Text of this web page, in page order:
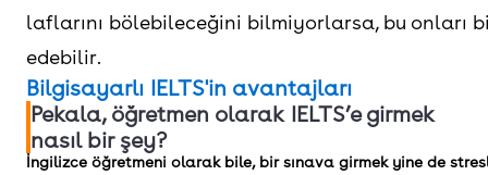
laflarını bölebileceğini bilmiyorlarsa, bu onları
edebilir.
Bilgisayarlı IELTS'in avantajları
Pekala, öğretmen olarak IELTS’e girmek
nasıl bir şey?
İngilizce öğretmeni olarak bile, bir sınava girmek yine de